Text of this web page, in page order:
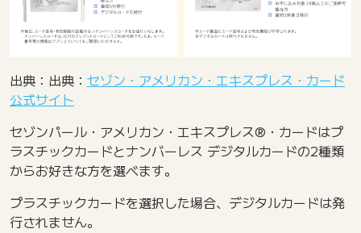
出典：出典： セゾン・アメリカン・エキスプレス・カード
公式サイト
セゾンパール・アメリカン・エキスプレス®・カードはプ
ラスチックカードとナンバーレス デジタルカードの2種類
からお好きな方を選べます。
プラスチックカードを選択した場合、デジタルカードは発
行されません。